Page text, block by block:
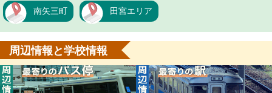
南矢三町 田宮エリア
周辺情報と学校情報